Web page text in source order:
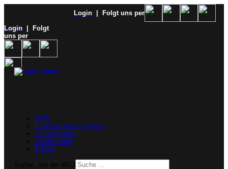
Login
| Folgt uns per
Login
| Folgt
uns per
SVW
Ergebnisdienst & Portal
Schachjugend
Verein finden
E-Mail